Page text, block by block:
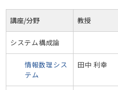
講座/分野 教授
システム構成論
情報数理シス
テム
田中 利幸